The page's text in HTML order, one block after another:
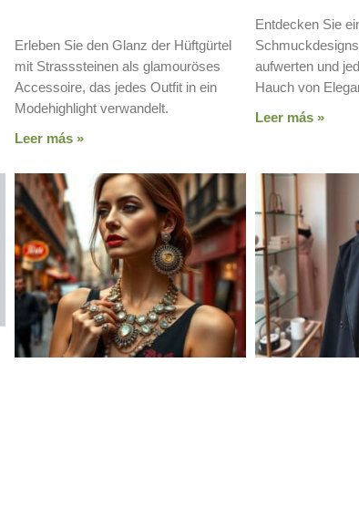
Erleben Sie den Glanz der Hüftgürtel
mit Strasssteinen als glamouröses
Accessoire, das jedes Outfit in ein
Modehighlight verwandelt.
Leer más »
Entdecken Sie
aufwerten und
Hauch von
Leer más »